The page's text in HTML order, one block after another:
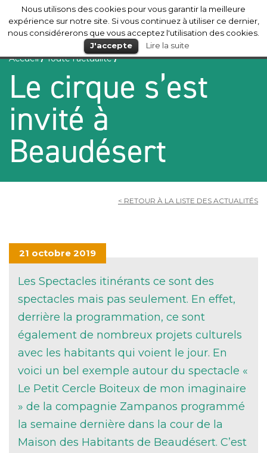
Mérignac
Accueil/Toute l’actualité/
Le cirque s’est
invité à
Beaudésert
< RETOUR À LA LISTE DES ACTUALITÉS
21 octobre 2019
Les Spectacles itinérants ce sont des
spectacles mais pas seulement. En effet,
derrière la programmation, ce sont
également de nombreux projets culturels
avec les habitants qui voient le jour. En
voici un bel exemple autour du spectacle «
Le Petit Cercle Boiteux de mon imaginaire
» de la compagnie Zampanos programmé
la semaine dernière dans la cour de la
Maison des Habitants de Beaudésert. C’est
Nous utilisons des cookies pour vous garantir la meilleure
expérience sur notre site. Si vous continuez à utiliser ce dernier,
nous considérerons que vous acceptez l'utilisation des cookies.
J'accepte
Lire la suite